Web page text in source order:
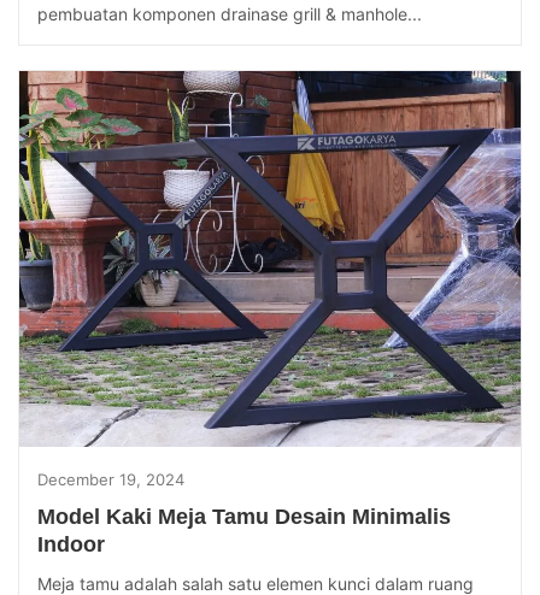
pembuatan komponen drainase grill & manhole...
December 19, 2024
Model Kaki Meja Tamu Desain Minimalis
Indoor
Meja tamu adalah salah satu elemen kunci dalam ruang